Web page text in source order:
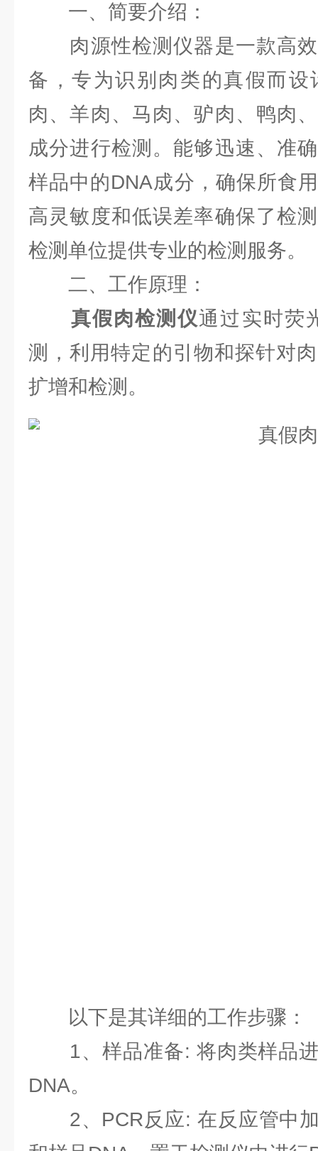
一、简要介绍：
肉源性检测仪器是一款高效
备，专为识别肉类的真假而
肉、羊肉、马肉、驴肉、鸭肉
成分进行检测。能够迅速、准
样品中的DNA成分，确保所食
高灵敏度和低误差率确保了检
检测单位提供专业的检测服务。
二、工作原理：
真假肉检测仪通过实时荧
测，利用特定的引物和探针对
扩增和检测。
以下是其详细的工作步骤：
1、样品准备: 将肉类样品进
DNA。
2、PCR反应: 在反应管中加